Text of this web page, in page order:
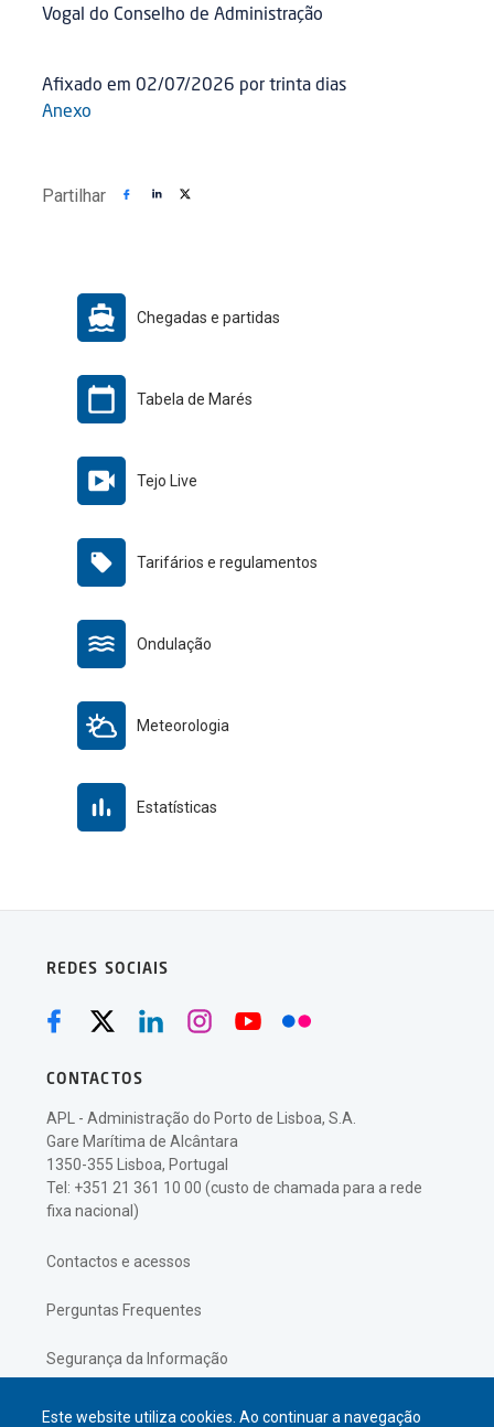
Este website utiliza cookies. Ao continuar a navegação
Vogal do Conselho de Administração
Afixado em 02/07/2026 por trinta dias
Anexo
Partilhar
Chegadas e partidas
Tabela de Marés
Tejo Live
Tarifários e regulamentos
Ondulação
Meteorologia
Estatísticas
REDES SOCIAIS
CONTACTOS
APL - Administração do Porto de Lisboa, S.A.
Gare Marítima de Alcântara
1350-355 Lisboa, Portugal
Tel: +351 21 361 10 00 (custo de chamada para a rede
fixa nacional)
Contactos e acessos
Perguntas Frequentes
Segurança da Informação
Política de Privacidade